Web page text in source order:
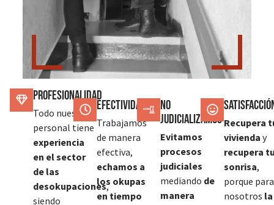
Profesionalidad
Todo nuestro
personal tiene
experiencia
en el sector
de las
desokupaciones,
siendo
Efectividad
Trabajamos
de manera
efectiva,
echamos a
los okupas
en tiempo
No
judicializamos
Evitamos
procesos
judiciales
mediando de
manera
Recupera
vivienda y
recupera
sonrisa,
porque para
nosotros la